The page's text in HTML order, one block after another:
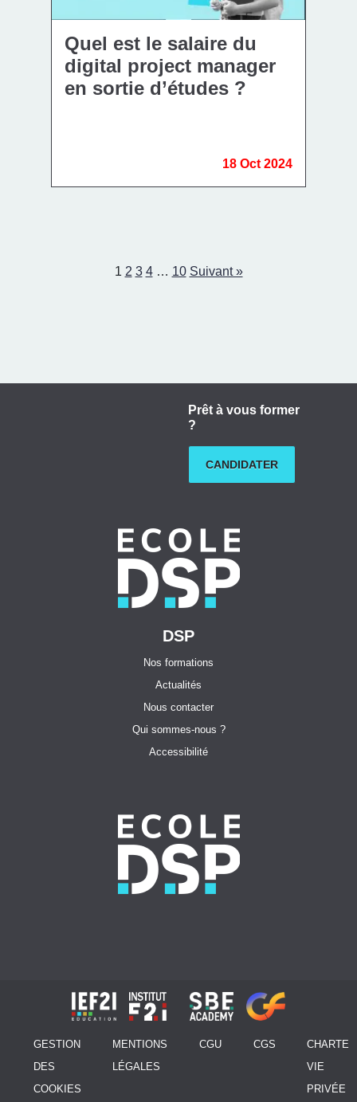
Quel est le salaire du
digital project manager
en sortie d’études ?
18 Oct 2024
1 2 3 4 … 10 Suivant »
Prêt à vous former
?
CANDIDATER
DSP
Nos formations
Actualités
Nous contacter
Qui sommes-nous ?
Accessibilité
GESTION
DES
COOKIES
MENTIONS
LÉGALES
CGU CGS
CHARTE
VIE
PRIVÉE